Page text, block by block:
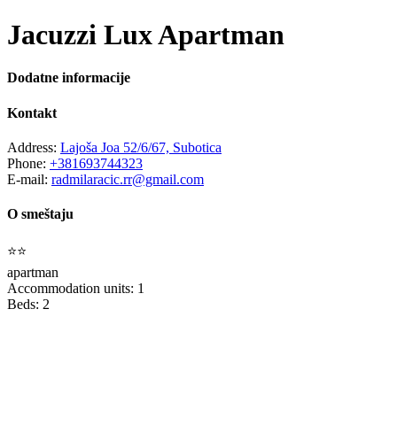
Jacuzzi Lux Apartman
Dodatne informacije
Kontakt
Address: Lajoša Joa 52/6/67, Subotica
Phone: +381693744323
E-mail: radmilaracic.rr@gmail.com
O smeštaju
⭐⭐
apartman
Accommodation units: 1
Beds: 2